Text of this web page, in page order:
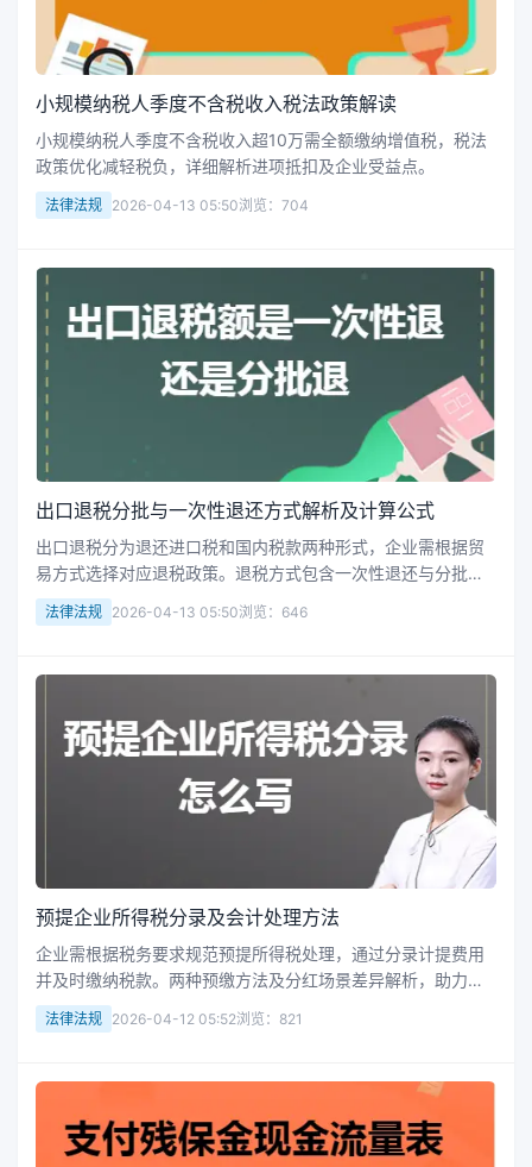
小规模纳税人季度不含税收入税法政策解读
小规模纳税人季度不含税收入超10万需全额缴纳增值税，税法
政策优化减轻税负，详细解析进项抵扣及企业受益点。
法律法规 2026-04-13 05:50浏览：704
出口退税分批与一次性退还方式解析及计算公式
出口退税分为退还进口税和国内税款两种形式，企业需根据贸
易方式选择对应退税政策。退税方式包含一次性退还与分批抵
扣，不同企业类型及出口方式需要适用差异化的计算公式，确
保政策合规并提升国际市场竞争力。
法律法规 2026-04-13 05:50浏览：646
预提企业所得税分录及会计处理方法
企业需根据税务要求规范预提所得税处理，通过分录计提费用
并及时缴纳税款。两种预缴方法及分红场景差异解析，助力财
务人员准确执行税款预提与支付流程。
法律法规 2026-04-12 05:52浏览：821